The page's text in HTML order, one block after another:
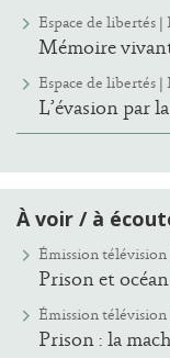
Espace de libertés |
Mémoire
Espace de libertés |
L’évasion par
À voir / à
Émission télévision
Prison et
Émission télévision
Prison : la